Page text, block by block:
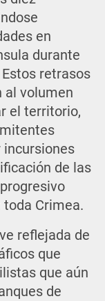
en
durante
retrasos
al volumen
el territorio,
incursiones
de las
Crimea.
reflejada de
que
que aún
de